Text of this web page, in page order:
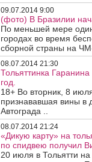
09.07.2014 9:00
(фото) В Бразилии
По меньшей мере
городах во время
сборной страны на
08.07.2014 21:30
Тольяттинка
год.
18+ Во вторник, 8
признававшая вины в
Автограда ..
08.07.2014 21:24
«Дикую карту» на
по спидвею получил
20 июля в Тольятти